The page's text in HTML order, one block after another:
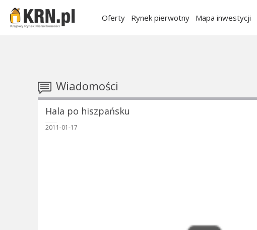
Oferty Rynek pierwotny Mapa inwestycji
Wiadomości
Hala po hiszpańsku
2011-01-17